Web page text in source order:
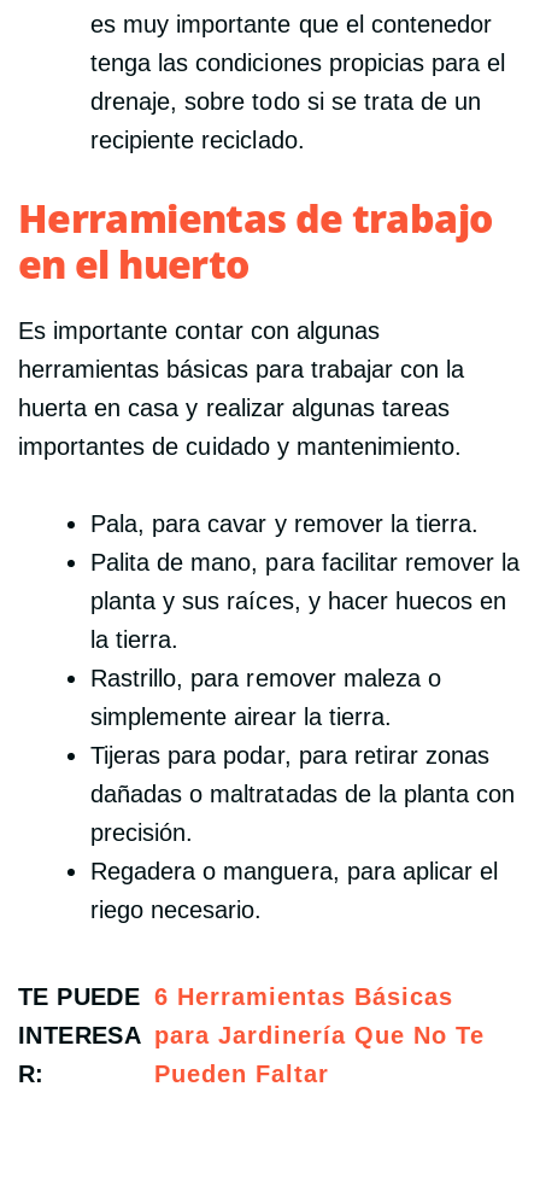
es muy importante que el contenedor
tenga las condiciones propicias para el
drenaje, sobre todo si se trata de un
recipiente reciclado.
Herramientas de trabajo
en el huerto
Es importante contar con algunas
herramientas básicas para trabajar con la
huerta en casa y realizar algunas tareas
importantes de cuidado y mantenimiento.
Pala, para cavar y remover la tierra.
Palita de mano, para facilitar remover la
planta y sus raíces, y hacer huecos en
la tierra.
Rastrillo, para remover maleza o
simplemente airear la tierra.
Tijeras para podar, para retirar zonas
dañadas o maltratadas de la planta con
precisión.
Regadera o manguera, para aplicar el
riego necesario.
TE PUEDE
INTERESA
R:
6 Herramientas Básicas
para Jardinería Que No Te
Pueden Faltar